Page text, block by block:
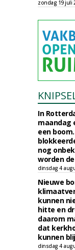
zondag 19 juli
In
maandag
een
nog
worden
dinsdag 4
Nieuwe
kunnen
hitte en
daarom
dat
kunnen
dinsdag 4